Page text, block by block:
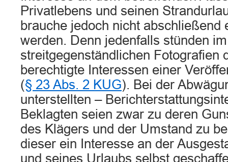
Privatlebens und seinen
brauche jedoch nicht abschließend
werden. Denn jedenfalls stünden
streitgegenständlichen Fotografien
berechtigte Interessen einer
(§ 23 Abs. 2 KUG). Bei der
unterstellten –
Beklagten seien zwar zu deren
des Klägers und der Umstand zu
dieser ein Interesse an der
und seines Urlaubs selbst